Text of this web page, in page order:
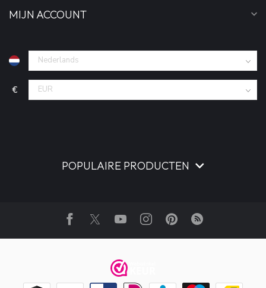
MIJN ACCOUNT
€
POPULAIRE PRODUCTEN